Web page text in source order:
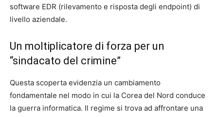
software EDR (rilevamento e risposta degli endpoint) di
livello aziendale.
Un moltiplicatore di forza per un
“sindacato del crimine”
Questa scoperta evidenzia un cambiamento
fondamentale nel modo in cui la Corea del Nord conduce
la guerra informatica. Il regime si trova ad affrontare una